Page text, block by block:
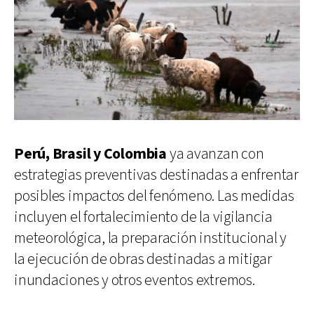
Perú, Brasil y Colombiaya avanzan con
estrategias preventivas destinadas a enfrentar
posibles impactos del fenómeno. Las medidas
incluyen el fortalecimiento de la vigilancia
meteorológica, la preparación institucional y
la ejecución de obras destinadas a mitigar
inundaciones y otros eventos extremos.